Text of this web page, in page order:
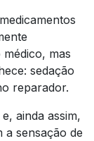
mas
sedação
reparador.
ainda assim,
a sensação de